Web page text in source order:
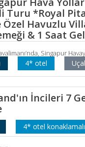
Turu *Royal
Havuzlu
& 1 Saat
4* otel
Singapur
İncileri 7
4* otel konaklamalı